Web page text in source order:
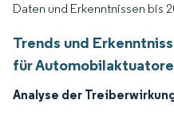
Daten und Erkenntnissen bis
Trends und
für
Analyse der